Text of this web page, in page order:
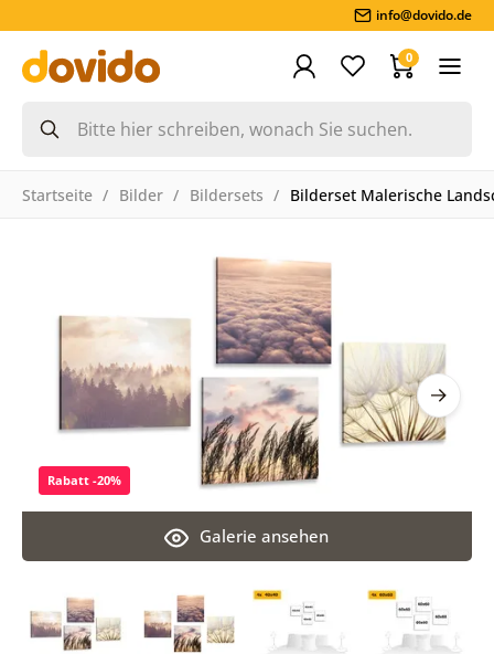
info@dovido.de
0
Startseite Bilder Bildersets Bilderset Malerische
Galerie ansehen
Rabatt -20%